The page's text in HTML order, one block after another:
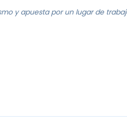
y apuesta por un lugar de